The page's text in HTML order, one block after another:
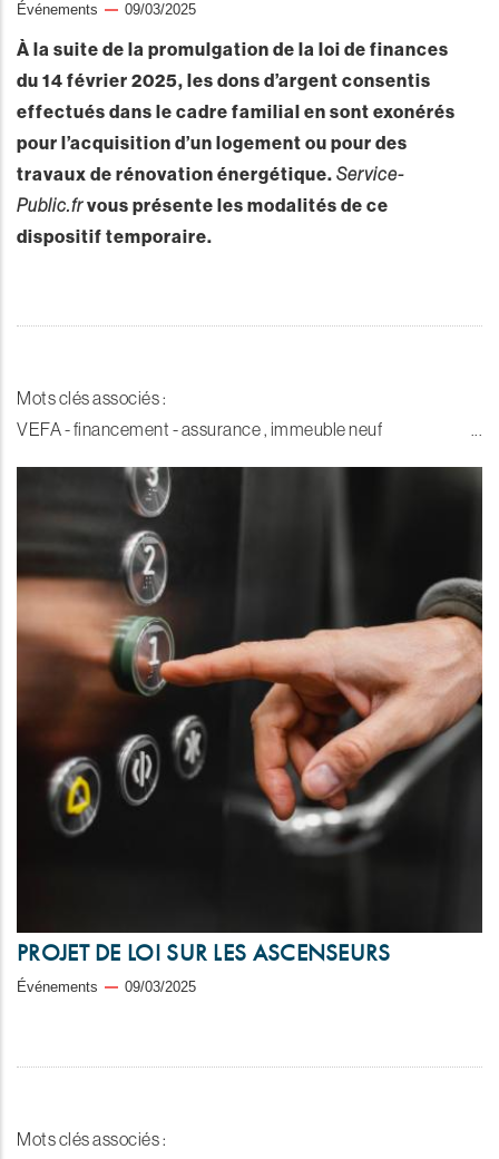
Événements 09/03/2025
À la suite de la promulgation de la loi de finances
du 14 février 2025, les dons d’argent consentis
effectués dans le cadre familial en sont exonérés
pour l’acquisition d’un logement ou pour des
travaux de rénovation énergétique. Service-
Public.frvous présente les modalités de ce
dispositif temporaire.
Mots clés associés :
VEFA - financement - assurance , immeuble neuf
PROJET DE LOI SUR LES ASCENSEURS
Événements 09/03/2025
Mots clés associés :